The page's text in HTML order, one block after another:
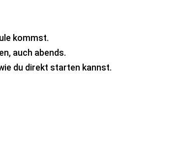
kommst.
auch abends.
du direkt starten kannst.